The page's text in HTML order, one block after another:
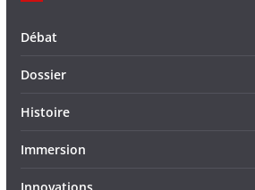
Débat
Dossier
Histoire
Immersion